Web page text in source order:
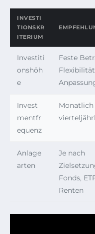
INVESTI
TIONSKR
ITERIUM
Investiti
onshöh
e
Feste
Invest
mentfr
equenz
Monatlich
Anlage
arten
Je nach
Fonds,
Renten